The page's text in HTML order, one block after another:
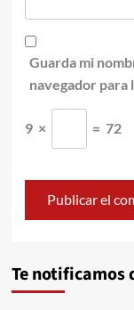
Guarda mi
navegador para
9 × = 72
Te notificamos